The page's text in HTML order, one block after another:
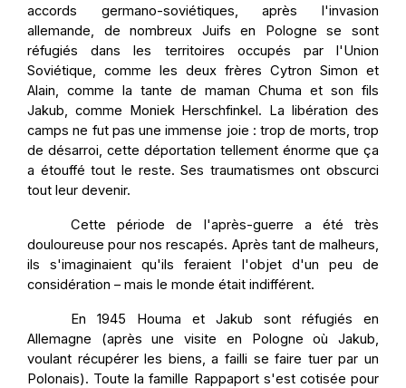
accords germano-soviétiques, après l'invasion
allemande, de nombreux Juifs en Pologne se sont
réfugiés dans les territoires occupés par l'Union
Soviétique, comme les deux frères Cytron Simon et
Alain, comme la tante de maman Chuma et son fils
Jakub, comme Moniek Herschfinkel. La libération des
camps ne fut pas une immense joie : trop de morts, trop
de désarroi, cette déportation tellement énorme que ça
a étouffé tout le reste. Ses traumatismes ont obscurci
tout leur devenir.
Cette période de l'après-guerre a été très
douloureuse pour nos rescapés. Après tant de malheurs,
ils s'imaginaient qu'ils feraient l'objet d'un peu de
considération – mais le monde était indifférent.
En 1945 Houma et Jakub sont réfugiés en
Allemagne (après une visite en Pologne où Jakub,
voulant récupérer les biens, a failli se faire tuer par un
Polonais). Toute la famille Rappaport s'est cotisée pour